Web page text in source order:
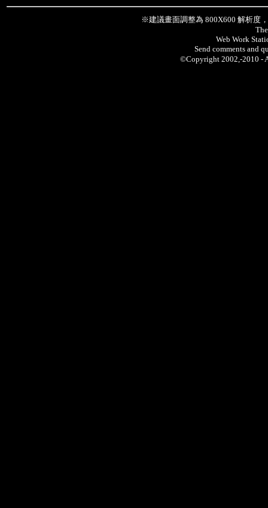
※建議畫面調整為 800X600 解析度
Web Work
Send comments and
©Copyright 2002,-2010 -